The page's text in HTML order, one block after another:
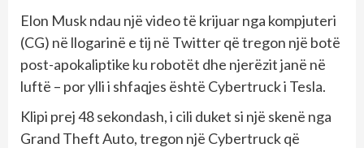
Elon Musk ndau një video të krijuar nga kompjuteri
(CG) në llogarinë e tij në Twitter që tregon një botë
post-apokaliptike ku robotët dhe njerëzit janë në
luftë – por ylli i shfaqjes është Cybertruck i Tesla.
Klipi prej 48 sekondash, i cili duket si një skenë nga
Grand Theft Auto, tregon një Cybertruck që